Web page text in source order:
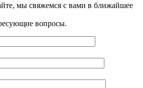
мы свяжемся с вами в ближайшее
вопросы.